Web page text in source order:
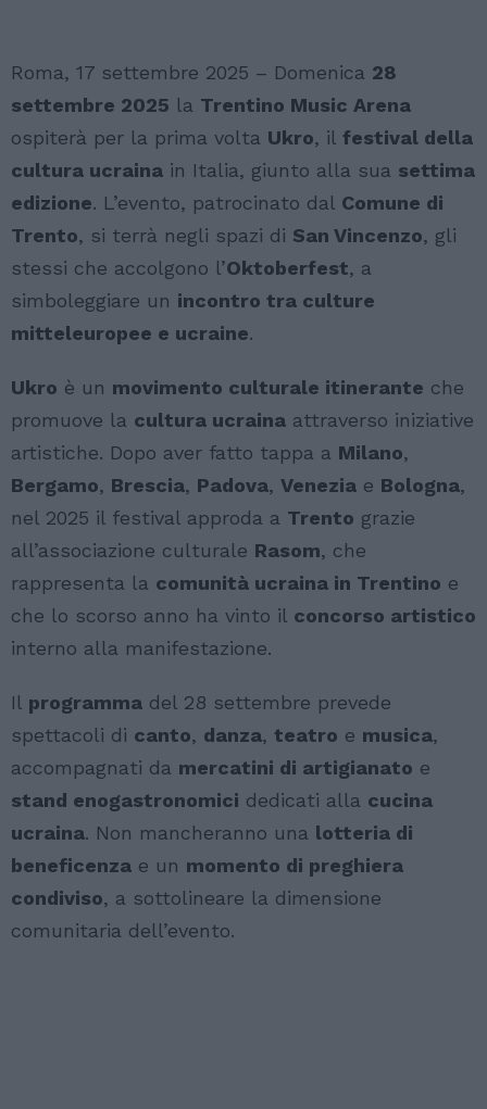
Roma, 17 settembre 2025 – Domenica 28
settembre 2025 la Trentino Music Arena
ospiterà per la prima volta Ukro, il festival della
cultura ucraina in Italia, giunto alla sua settima
edizione. L’evento, patrocinato dal Comune di
Trento, si terrà negli spazi di San Vincenzo, gli
stessi che accolgono l’Oktoberfest, a
simboleggiare un incontro tra culture
mitteleuropee e ucraine.
Ukro è un movimento culturale itinerante che
promuove la cultura ucraina attraverso iniziative
artistiche. Dopo aver fatto tappa a Milano,
Bergamo, Brescia, Padova, Venezia e Bologna,
nel 2025 il festival approda a Trento grazie
all’associazione culturale Rasom, che
rappresenta la comunità ucraina in Trentino e
che lo scorso anno ha vinto il concorso artistico
interno alla manifestazione.
Il programma del 28 settembre prevede
spettacoli di canto, danza, teatro e musica,
accompagnati da mercatini di artigianato e
stand enogastronomici dedicati alla cucina
ucraina. Non mancheranno una lotteria di
beneficenza e un momento di preghiera
condiviso, a sottolineare la dimensione
comunitaria dell’evento.